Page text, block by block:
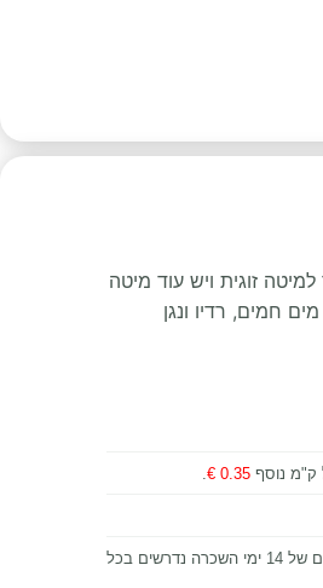
לגור. הספסל הופך למיטה זוגית ויש עוד מיטה
חמים, רדיו ונגן
0.35 €
.
לקילומטר. בכל אופן, מינימום של 14 ימי השכרה נדרשים בכל